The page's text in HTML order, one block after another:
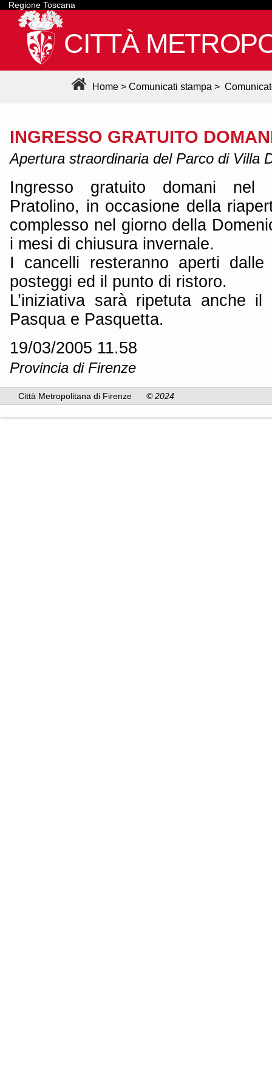
Regione Toscana
CITTÀ
Home > Comunicati stampa >
INGRESSO GRATUITO
Apertura straordinaria del Parco di Villa
Ingresso gratuito domani nel
Pratolino, in occasione della
complesso nel giorno della
i mesi di chiusura invernale.
I cancelli resteranno aperti
posteggi ed il punto di ristoro.
L’iniziativa sarà ripetuta anche
Pasqua e Pasquetta.
19/03/2005 11.58
Provincia di Firenze
Città Metropolitana di Firenze © 2024